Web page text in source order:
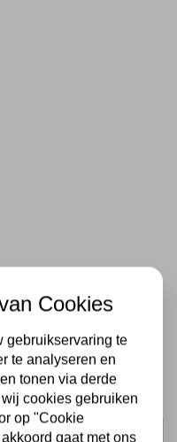
Cookies
gebruikservaring te
te analyseren en
tonen via derde
cookies gebruiken
op "Cookie
gaat met ons